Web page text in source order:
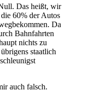
Das heißt, wir
60% der Autos
Da
Bahnfahrten
nichts zu
staatlich
auch falsch.